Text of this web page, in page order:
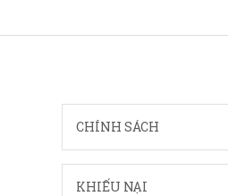
CHÍNH SÁCH
KHIẾU NẠI